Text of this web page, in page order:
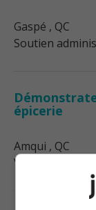
Gaspé , QC
Soutien
épicerie
Amqui , QC
Vente, achat et